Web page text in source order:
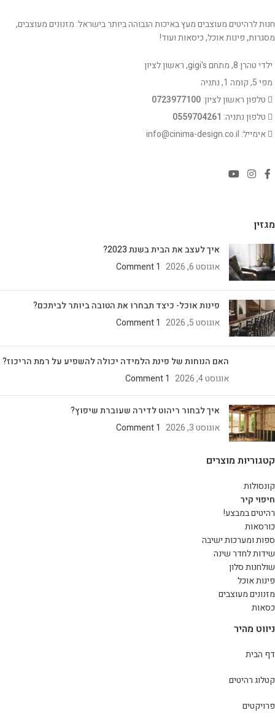
חנות לרהיטים מעוצבים מעץ באיכות הגבוהה ביותר בישראל: מזנונים מעוצבים,
מסגרות, פינות אוכל, כיסאות ועוד!
ילדי טהרן 8, מתחם gigi's, ראשון לציון
מפי 5, קומה 1, נתניה
טלפון ראשון לציון:0723977100
טלפון נתניה: 0559704261
אימייל: info@cinima-design.co.il
מגזין
איך לעצב את הבית בשנת 2023?
אוגוסט 6, 2026
1 Comment
פינות אוכל- כיצד תבחרו את הטובה ביותר לביתכם?
אוגוסט 5, 2026
1 Comment
האם הנוחות של פינת הלמידה יכולה להשפיע על רמת הריכוז?
אוגוסט 4, 2026
1 Comment
איך לבחור ריהוט לדירה שעוברת שיפוץ?
אוגוסט 3, 2026
1 Comment
קטגוריות מוצרים
קונסולות
חיפוי קיר
רהיטים במבצע!
כורסאות
ספות ומערכות ישיבה
שידות לחדר שינה
שולחנות סלון
פינות אוכל
מזנונים מעוצבים
כסאות
ניווט מהיר
דף הבית
קטלוג רהיטים
פרויקטים